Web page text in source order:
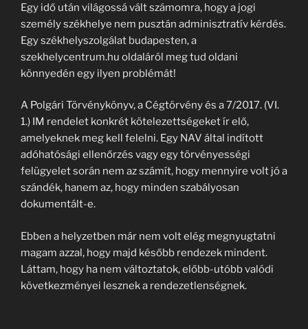
Egy idő után világossá vált számomra, hogy a jogi
személy székhelye nem pusztán adminisztratív kérdés.
Egy székhelyszolgálat budapesten, a
szekhelycentrum.hu oldaláról meg tud oldani
könnyedén egy ilyen problémát!
A Polgári Törvénykönyv, a Cégtörvény és a 7/2017. (VI.
1.) IM rendelet konkrét kötelezettségeket ír elő,
amelyeknek meg kell felelni. Egy NAV által indított
adóhatósági ellenőrzés vagy egy törvényességi
felügyelet során nem az számít, hogy mennyire volt jó a
szándék, hanem az, hogy minden szabályosan
dokumentált-e.
Ebben a helyzetben már nem volt elég megnyugtatni
magam azzal, hogy majd később rendezek mindent.
Láttam, hogy ha nem változtatok, előbb-utóbb valódi
következményei lesznek a rendezetlenségnek.